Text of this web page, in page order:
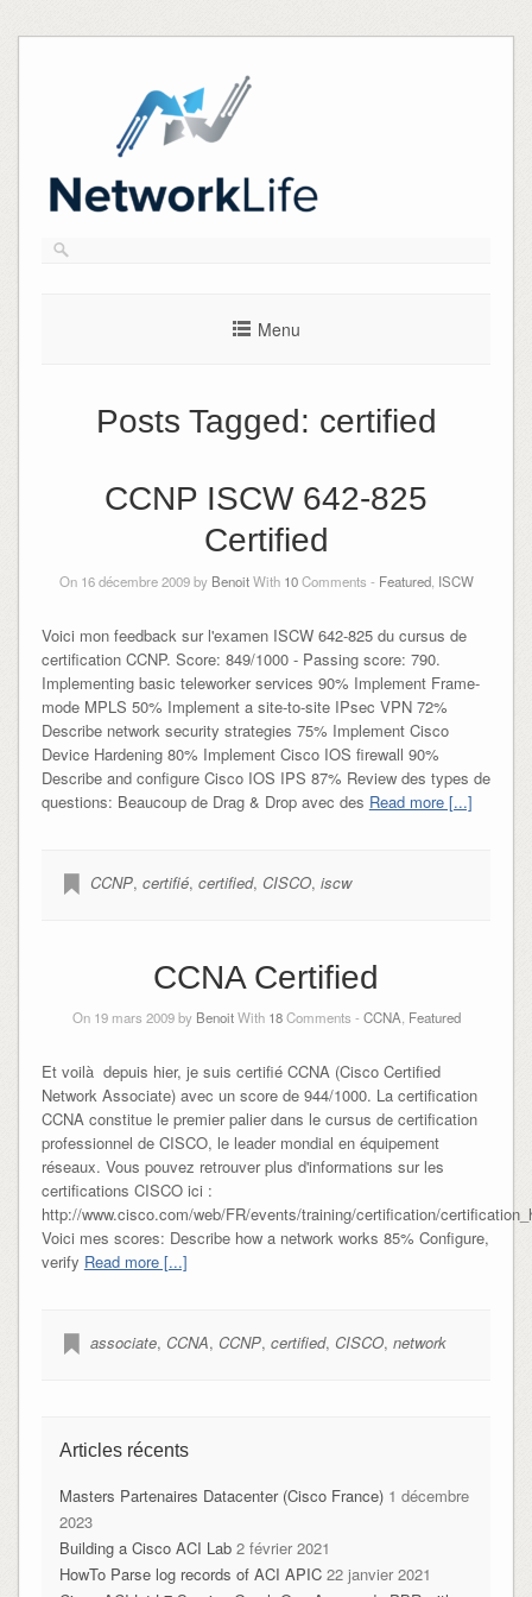
Menu
Posts Tagged: certified
CCNP ISCW 642-825
Certified
On 16 décembre 2009 by BenoitWith 10Comments - Featured, ISCW
Voici mon feedback sur l'examen ISCW 642-825 du cursus de
certification CCNP. Score: 849/1000 - Passing score: 790.
Implementing basic teleworker services 90% Implement Frame-
mode MPLS 50% Implement a site-to-site IPsec VPN 72%
Describe network security strategies 75% Implement Cisco
Device Hardening 80% Implement Cisco IOS firewall 90%
Describe and configure Cisco IOS IPS 87% Review des types de
questions: Beaucoup de Drag & Drop avec des Read more [...]
CCNP, certifié, certified, CISCO, iscw
CCNA Certified
On 19 mars 2009 by BenoitWith 18Comments - CCNA Featured
Et voilà depuis hier, je suis certifié CCNA (Cisco Certified
Network Associate) avec un score de 944/1000. La certification
CCNA constitue le premier palier dans le cursus de certification
professionnel de CISCO, le leader mondial en équipement
réseaux. Vous pouvez retrouver plus d'informations sur les
certifications CISCO ici :
http://www.cisco.com/web/FR/events/training/certification/
Voici mes scores: Describe how a network works 85% Configure,
verify Read more [...]
associate, CCNA, CCNP, certified, CISCO, network
Articles récents
Masters Partenaires Datacenter (Cisco France) 1 décembre
2023
Building a Cisco ACI Lab 2 février 2021
HowTo Parse log records of ACI APIC 22 janvier 2021